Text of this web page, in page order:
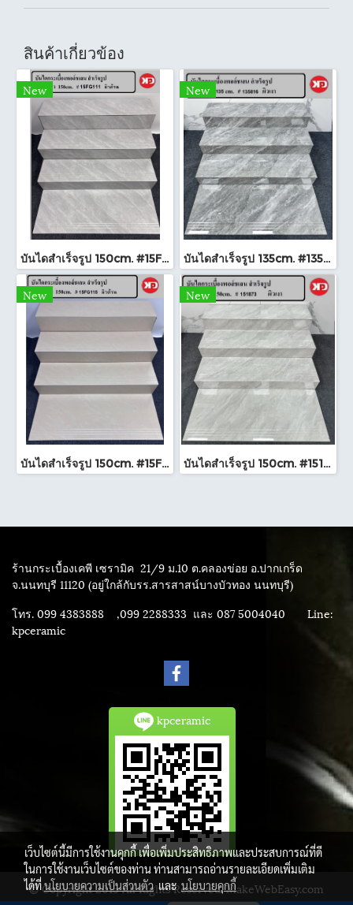
สินค้าเกี่ยวข้อง
New
บันไดสำเร็จรูป 150cm. #15FG111 ผิวด้าน
New
บันไดสำเร็จรูป 135cm. #135816 ผิวเงา
New
บันไดสำเร็จรูป 150cm. #15FG115 ผิวด้าน
New
บันไดสำเร็จรูป 150cm. #151873 ผิวเงา
ร้านกระเบื้องเคพี เซรามิค 21/9 ม.10 ต.คลองข่อย อ.ปากเกร็ด
จ.นนทบุรี 11120 (อยู่ใกล้กับรร.สารสาสน์บางบัวทอง นนทบุรี)
โทร. 099 4383888 ,099 2288333 และ 087 5004040 Line:
kpceramic
kpceramic
© Copyright 2015 All Rights Reserved. MakeWebEasy.com
เว็บไซต์นี้มีการใช้งานคุกกี้ เพื่อเพิ่มประสิทธิภาพและประสบการณ์ที่ดี
ในการใช้งานเว็บไซต์ของท่าน ท่านสามารถอ่านรายละเอียดเพิ่มเติม
ได้ที่นโยบายความเป็นส่วนตัวและนโยบายคุกกี้